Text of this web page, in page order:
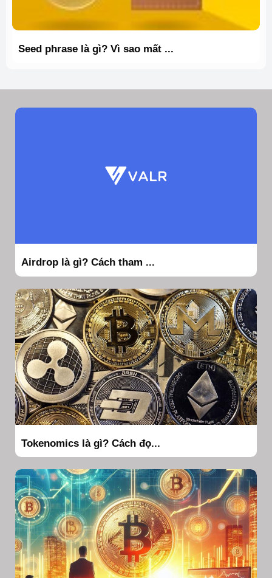
Seed phrase là gì? Vì sao mất ...
Airdrop là gì? Cách tham ...
Tokenomics là gì? Cách đọ...